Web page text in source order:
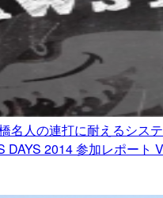
名人の連打に耐えるシステ
DAYS 2014 参加レポート